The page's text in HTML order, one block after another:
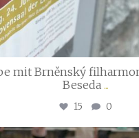
mit Brněnský
Beseda ...
15 0